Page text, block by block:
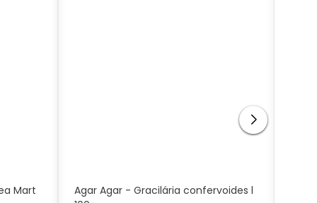
Mart
Agar Agar - Gracilária confervoides l